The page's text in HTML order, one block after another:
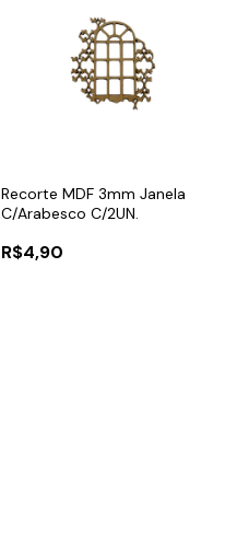
Recorte MDF 3mm Janela
C/Arabesco C/2UN.
R$4,90